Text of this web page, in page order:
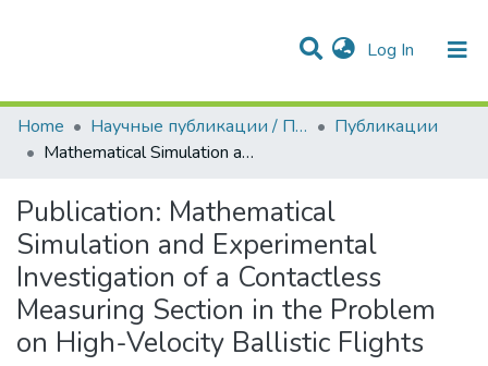
Log In (current)
Communities & Collections
Statistics
All of DSpace
Home
Научные публикации / Препринты
Публикации
Mathematical Simulation and Experimental Investigation of a Contactless Measuring Section in the Problem on High-Velocity Ballistic Flights
Publication: Mathematical
Simulation and Experimental
Investigation of a Contactless
Measuring Section in the Problem
on High-Velocity Ballistic Flights